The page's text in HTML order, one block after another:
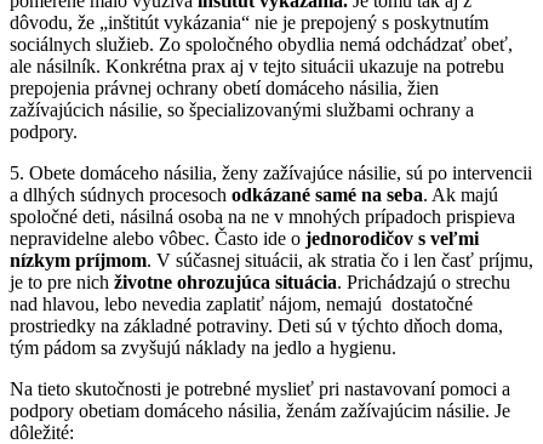
dôvodu, že „inštitút vykázania“ nie je prepojený s poskytnutím
sociálnych služieb. Zo spoločného obydlia nemá odchádzať obeť,
ale násilník. Konkrétna prax aj v tejto situácii ukazuje na potrebu
prepojenia právnej ochrany obetí domáceho násilia, žien
zažívajúcich násilie, so špecializovanými službami ochrany a
podpory.
5. Obete domáceho násilia, ženy zažívajúce násilie, sú po intervencii
a dlhých súdnych procesoch odkázané samé na seba. Ak majú
spoločné deti, násilná osoba na ne v mnohých prípadoch prispieva
nepravidelne alebo vôbec. Často ide o jednorodičov s veľmi
nízkym príjmom. V súčasnej situácii, ak stratia čo i len časť príjmu,
je to pre nich životne ohrozujúca situácia. Prichádzajú o strechu
nad hlavou, lebo nevedia zaplatiť nájom, nemajú dostatočné
prostriedky na základné potraviny. Deti sú v týchto dňoch doma,
tým pádom sa zvyšujú náklady na jedlo a hygienu.
Na tieto skutočnosti je potrebné myslieť pri nastavovaní pomoci a
podpory obetiam domáceho násilia, ženám zažívajúcim násilie. Je
dôležité: